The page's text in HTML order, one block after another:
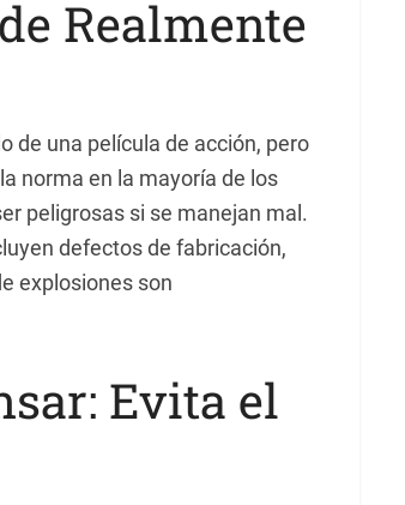
Realmente
de una película de acción, pero
norma en la mayoría de los
peligrosas si se manejan mal.
defectos de fabricación,
explosiones son
Evita el